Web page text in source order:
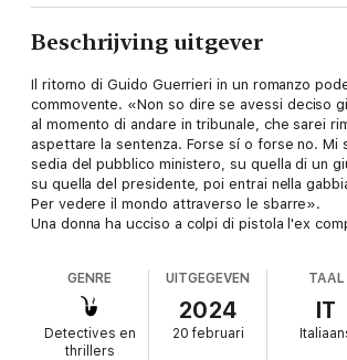
Beschrijving uitgever
Il ritorno di Guido Guerrieri in un romanzo
commovente. «Non so dire se avessi deciso
al momento di andare in tribunale, che sarei
aspettare la sentenza. Forse sí o forse no. Mi
sedia del pubblico ministero, su quella di un
su quella del presidente, poi entrai nella
Per vedere il mondo attraverso le sbarre».
Una donna ha ucciso a colpi di pistola l'ex
l'avvocato Guerrieri ripercorre le dolorose
che lo hanno investito nell'ultimo anno. E si
trascorso, sul senso della sua professione,
giustizia.
GENRE
Detectives en
thrillers
UITGEGEVEN
2024
20 februari
TAAL
IT